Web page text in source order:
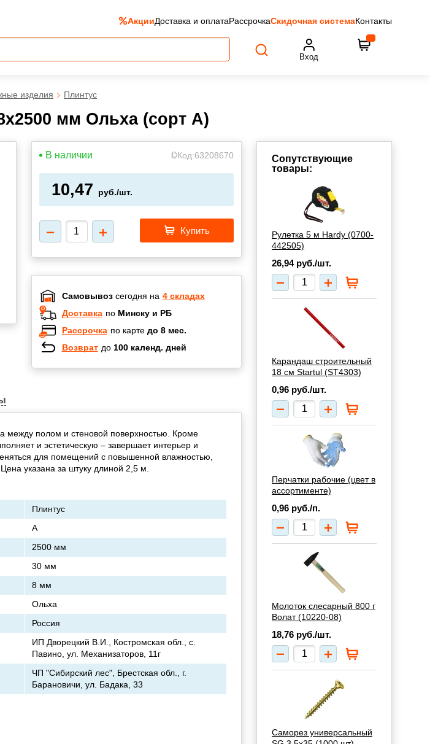
АкцииДоставка и оплатаРассрочкаСкидочная системаКонтакты
Вход
изделия Плинтус
мм Ольха (сорт А)
В наличии Код:63208670
10,47 руб./шт.
Купить
Самовывозсегодня на 4 складах
Доставка по Минску и РБ
Рассрочка по карте до 8 мес.
Возврат до 100 календ. дней
между полом и стеновой поверхностью. Кроме
и эстетическую – завершает интерьер и
для помещений с повышенной влажностью,
указана за штуку длиной 2,5 м.
Плинтус
А
2500 мм
30 мм
8 мм
Ольха
Россия
ИП Дворецкий В.И., Костромская обл., с.
Павино, ул. Механизаторов, 11г
ЧП "Сибирский лес", Брестская обл., г.
Барановичи, ул. Бадака, 33
Сопутствующие
товары:
Рулетка 5 м Hardy (0700-
442505)
26,94 руб./шт.
Карандаш строительный
18 см Startul (ST4303)
0,96 руб./шт.
Перчатки рабочие (цвет в
ассортименте)
0,96 руб./п.
Молоток слесарный 800 г
Волат (10220-08)
18,76 руб./шт.
Саморез универсальный